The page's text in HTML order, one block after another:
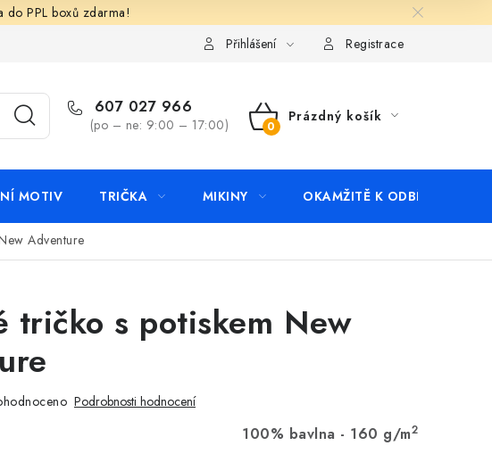
do PPL boxů zdarma!
údajů KontaktyPřihlášení Registrace
607 027 966
(po – ne: 9:00 – 17:00)
NÁKUPNÍ
Prázdný košík
MOTIV TRIČKA MIKINY OKAMŽITĚ K ODBĚRU
Adventure
tričko s potiskem New
Podrobnosti hodnocení
100% bavlna - 160 g/m2